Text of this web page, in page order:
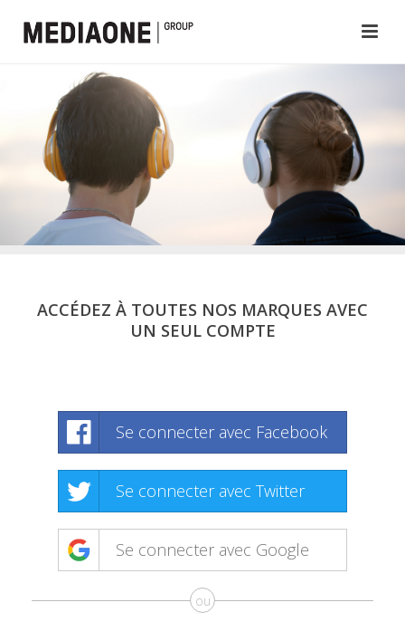
ACCÉDEZ À TOUTES NOS MARQUES AVEC
UN SEUL COMPTE
Se connecter avec Facebook
Se connecter avec Twitter
Se connecter avec Google
ou